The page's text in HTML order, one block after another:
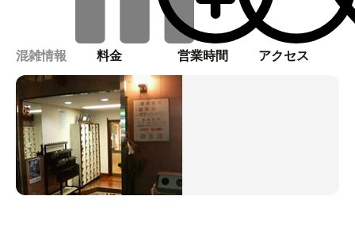
混雑情報 料金 営業時間 アクセス